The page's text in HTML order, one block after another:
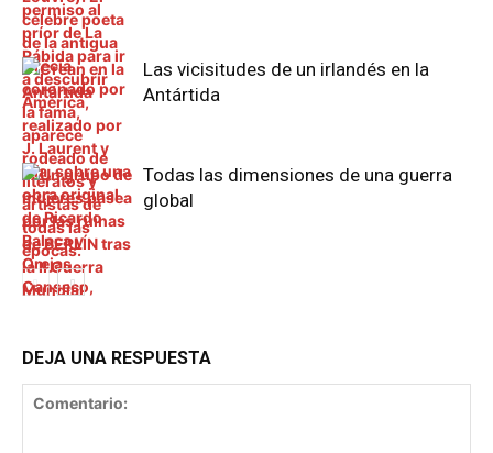
Las vicisitudes de un irlandés en la
Antártida
Todas las dimensiones de una guerra
global
DEJA UNA RESPUESTA